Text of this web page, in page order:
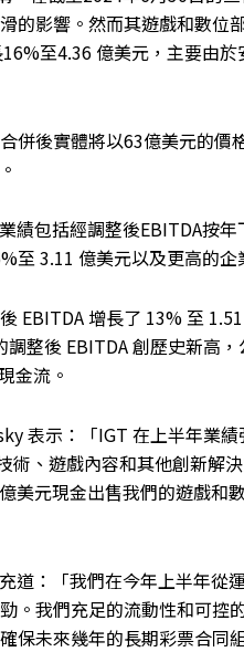
的影響。然而其遊戲和數位
至4.36 億美元，主要由
併後實體將以63億美元的
績包括經調整後EBITDA按
至 3.11 億美元以及更高的企
EBITDA 增長了 13% 至
整後 EBITDA 創歷史新高
金流。
表示：「IGT 在上半年業
術、遊戲內容和其他創新解
美元現金出售我們的遊戲和
道：「我們在今年上半年從
。我們充足的流動性和可控
保未來幾年的長期彩票合同組